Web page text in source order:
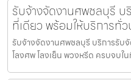
รับจ้างจัดงานศพชลบุรี
ที่เดียว พร้อมให้บริการทั่ว
รับจ้างจัดงานศพชลบุรี บริการรับ
โลงศพ โลงเย็น พวงหรีด ครบจบใ